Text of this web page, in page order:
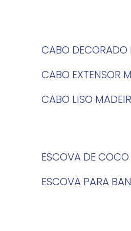
CABO
CABO EXTENSOR
CABO LISO
ESCOVA DE COCO
ESCOVA PARA